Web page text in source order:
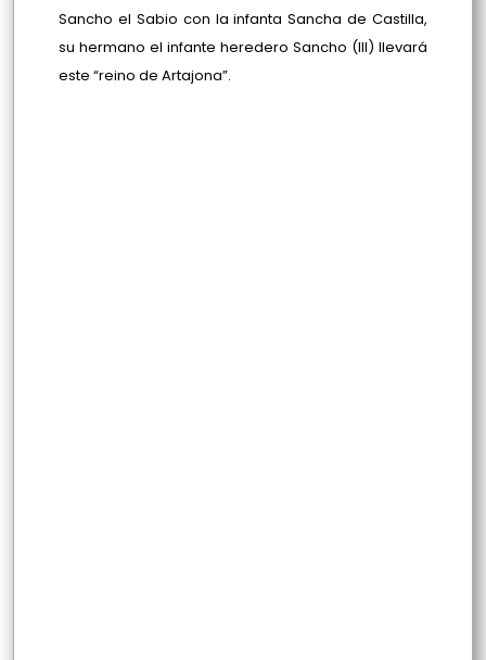
Sancho el Sabio con la infanta Sancha de Castilla,
su hermano el infante heredero Sancho (III) llevará
este “reino de Artajona”.